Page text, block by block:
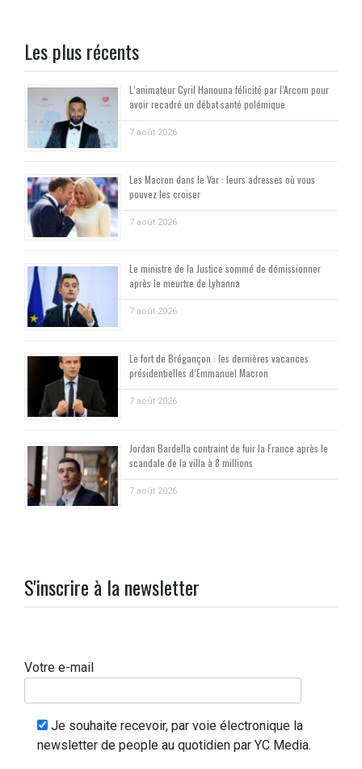
Les plus récents
L’animateur Cyril Hanouna félicité par l’Arcom pour
avoir recadré un débat santé polémique
7 août 2026
Les Macron dans le Var : leurs adresses où vous
pouvez les croiser
7 août 2026
Le ministre de la Justice sommé de démissionner
après le meurtre de Lyhanna
7 août 2026
Le fort de Brégançon : les dernières vacances
présidentielles d’Emmanuel Macron
7 août 2026
Jordan Bardella contraint de fuir la France après le
scandale de la villa à 8 millions
7 août 2026
S'inscrire à la newsletter
Votre e-mail
Je souhaite recevoir, par voie électronique la
newsletter de people au quotidien par YC Media.